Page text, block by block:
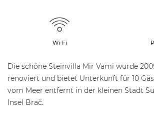
Wi-Fi
Die schöne Steinvilla Mir Vami wurde
renoviert und bietet Unterkunft für 10
vom Meer entfernt in der kleinen Stadt
Insel Brač.